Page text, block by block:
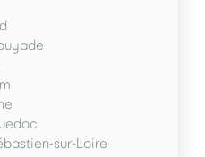
sur-Loire